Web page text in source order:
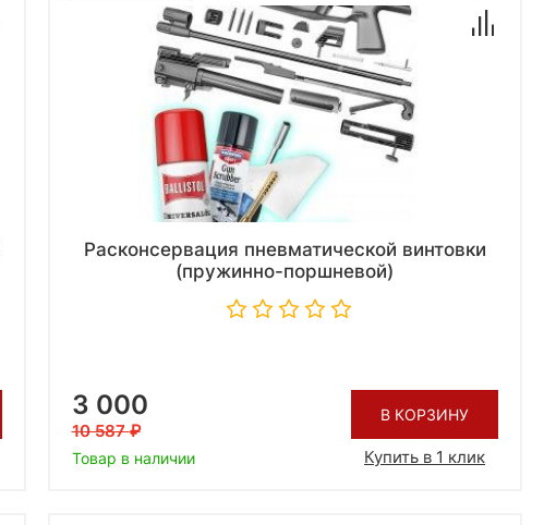
Расконсервация пневматической винтовки
(пружинно-поршневой)
3 000
10 587
Товар в наличии
В КОРЗИНУ
Купить в 1 клик